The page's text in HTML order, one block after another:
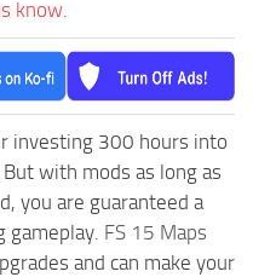
know.
investing 300 hours into
with mods as long as
you are guaranteed a
gameplay. FS 15 Maps
and can make your